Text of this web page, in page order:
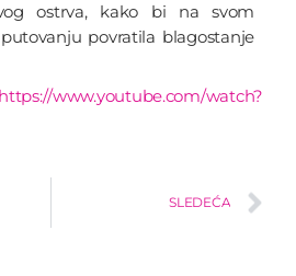
ostrva, kako bi na svom
povratila blagostanje
https://www.youtube.com/watch?
SLEDEĆA